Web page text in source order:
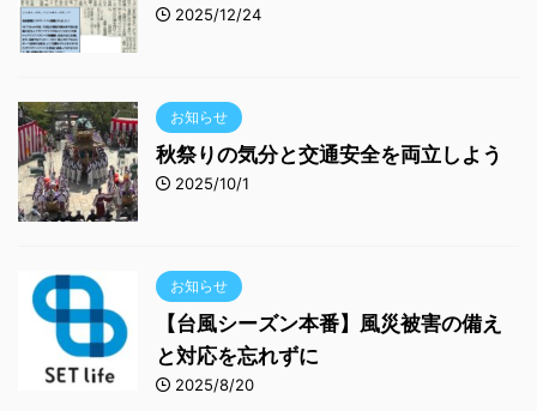
2025/12/24
お知らせ
秋祭りの気分と交通安全を両立しよう
2025/10/1
お知らせ
【台風シーズン本番】風災被害の備え
と対応を忘れずに
2025/8/20